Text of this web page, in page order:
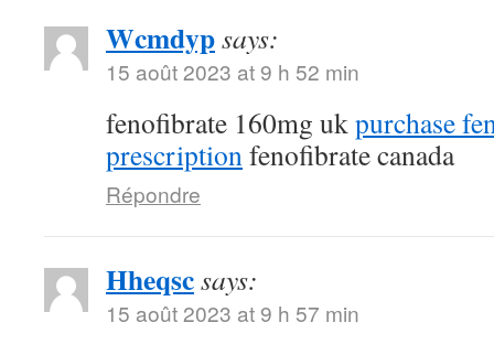
Wcmdypsays:
15 août 2023 at 9 h 52 min
fenofibrate 160mg ukpurchase
prescriptionfenofibrate canada
Répondre
Hheqscsays:
15 août 2023 at 9 h 57 min